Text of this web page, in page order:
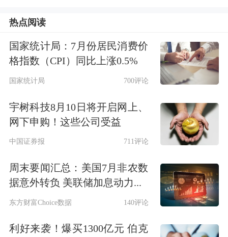
热点阅读
国家统计局：7月份居民消费价
格指数（CPI）同比上涨0.5%
国家统计局 700评论
宇树科技8月10日将开启网上、
网下申购！这些公司受益
中国证券报 711评论
周末要闻汇总：美国7月非农数
据意外转负 美联储加息动力...
东方财富Choice数据 140评论
利好来袭！爆买1300亿元 伯克